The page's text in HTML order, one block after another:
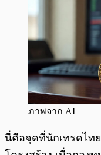
ภาพจาก AI
นี่คือจุดที่นักเทรดไท